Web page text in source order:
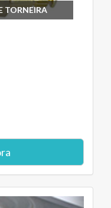
TORNEIRA